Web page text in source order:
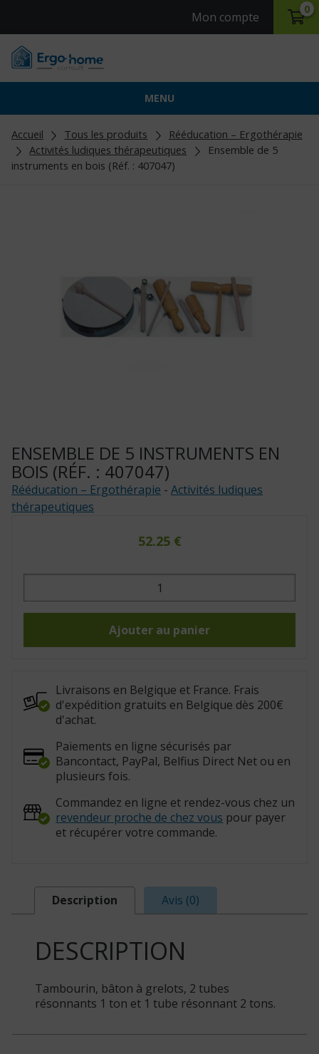
Mon compte
0
MENU
Accueil Tous les produits
Rééducation – Ergothérapie
Activités ludiques thérapeutiques
Ensemble de 5
instruments en bois (Réf. : 407047)
ENSEMBLE DE 5 INSTRUMENTS EN
BOIS (RÉF. : 407047)
Rééducation – Ergothérapie - Activités ludiques
thérapeutiques
52.25 €
quantité
Ensemble
bois
Ajouter au panier
Livraisons en Belgique et France. Frais
d'expédition gratuits en Belgique dès 200€
d'achat.
Paiements en ligne sécurisés par
Bancontact, PayPal, Belfius Direct Net ou en
plusieurs fois.
Commandez en ligne et rendez-vous chez un
revendeur proche de chez vous pour payer
et récupérer votre commande.
Description Avis (0)
DESCRIPTION
Tambourin, bâton à grelots, 2 tubes
résonnants 1 ton et 1 tube résonnant 2 tons.